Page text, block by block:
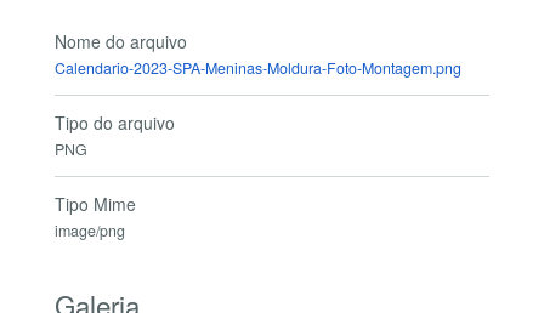
Nome do arquivo
Calendario-2023-SPA-Meninas-Moldura-Foto-Montagem.png
Tipo do arquivo
PNG
Tipo Mime
image/png
Galeria